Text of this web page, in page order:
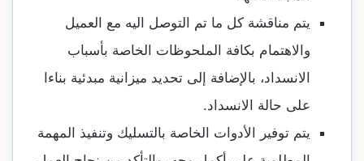
يتم مناقشة كل ما تم التوصل اليه مع العميل
والاهتمام بكافة الملحوظات الخاصة بأسباب
الانسداد، بالإضافة إلى تحديد ميزانية مبدئية بناءا
على حالة الانسداد.
يتم توفير الأدوات الخاصة بالتسليك وتنفيذ المهمة